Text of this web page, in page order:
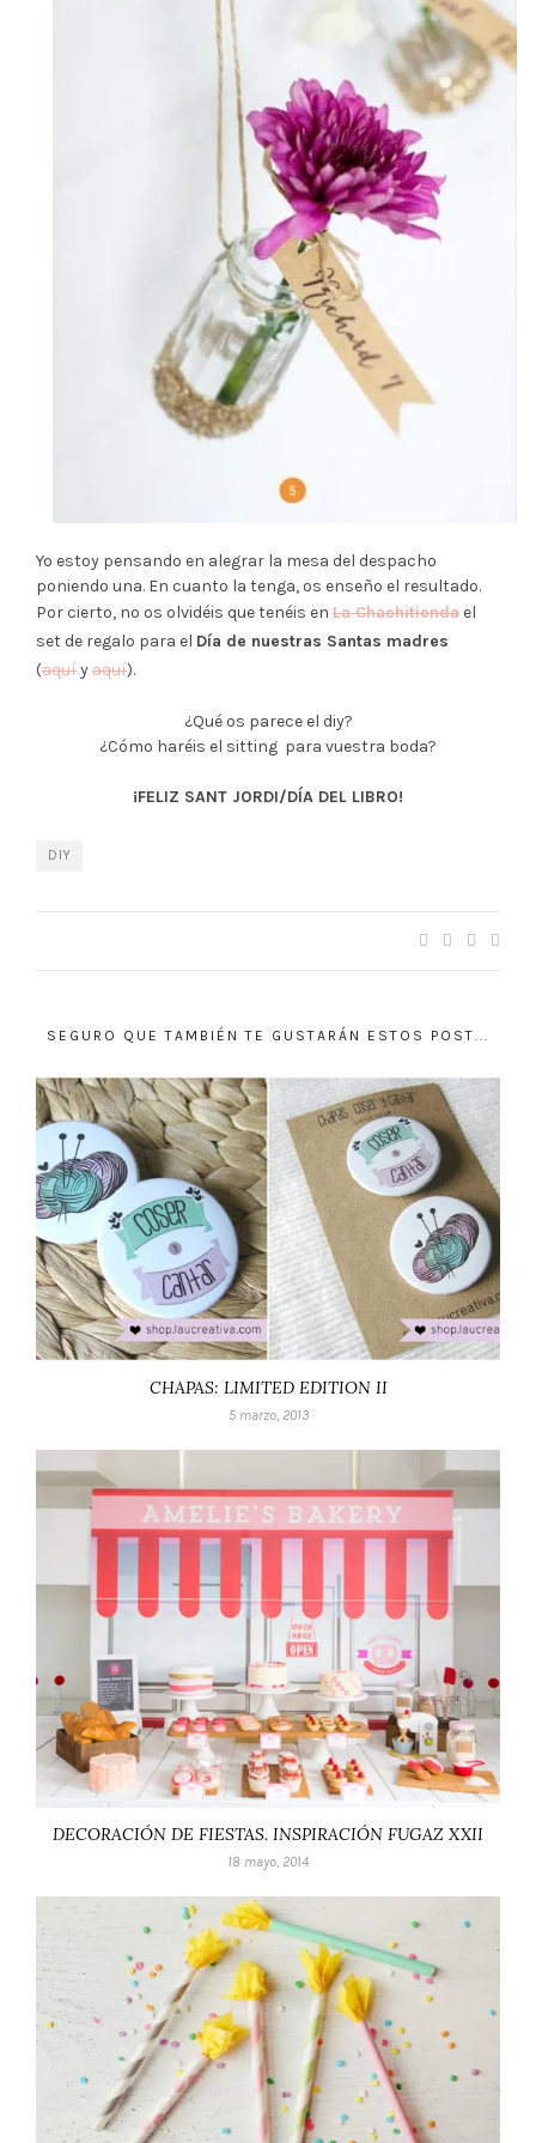
Yo estoy pensando en alegrar la mesa del despacho
poniendo una. En cuanto la tenga, os enseño el resultado.
Por cierto, no os olvidéis que tenéis en La Chachitienda el
set de regalo para el Día de nuestras Santas madres
(aquíyaquí).
¿Qué os parece el diy?
¿Cómo haréis el sitting para vuestra boda?
¡FELIZ SANT JORDI/DÍA DEL LIBRO!
DIY
SEGURO QUE TAMBIÉN TE GUSTARÁN ESTOS POST...
CHAPAS: LIMITED EDITION II
5 marzo, 2013
DECORACIÓN DE FIESTAS. INSPIRACIÓN FUGAZ XXII
18 mayo, 2014